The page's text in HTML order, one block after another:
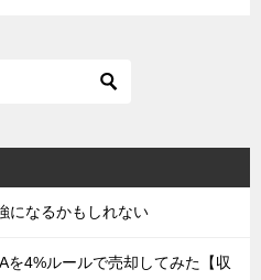
になるかもしれない
を4%ルールで売却してみた【収